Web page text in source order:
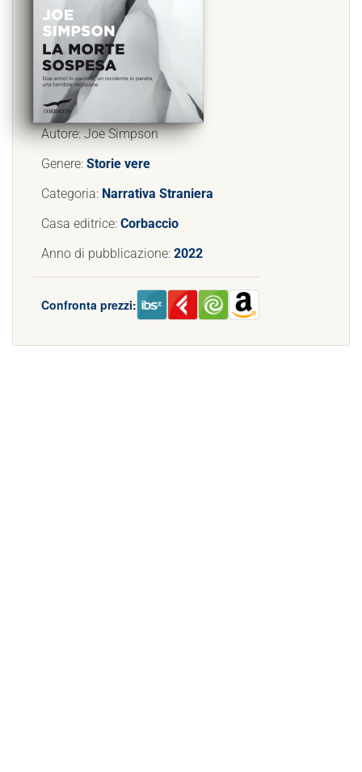
Autore: Joe Simpson
Genere: Storie vere
Categoria: Narrativa Straniera
Casa editrice: Corbaccio
Anno di pubblicazione: 2022
Confronta prezzi: